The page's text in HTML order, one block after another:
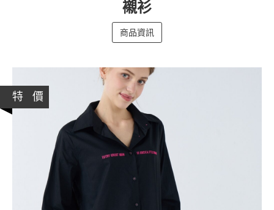
襯衫
商品資訊
特 價